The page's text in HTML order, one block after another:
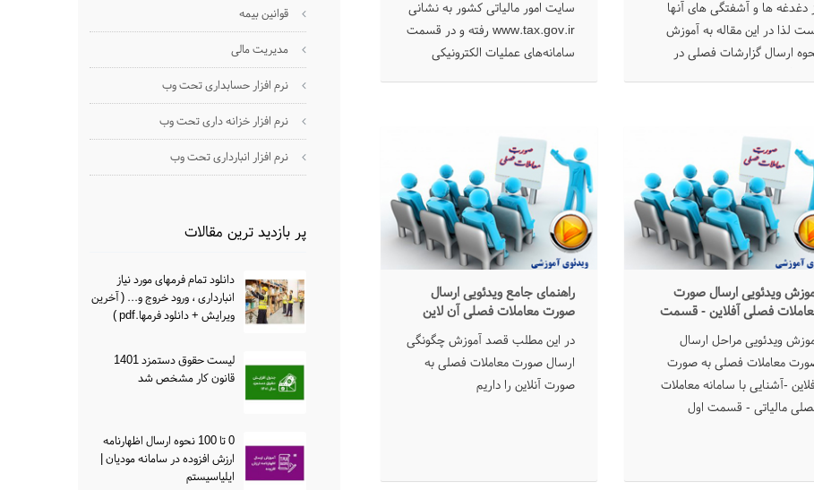
دغدغه ها و آشفتگی های آنها
لذا در این مقاله به آموزش
ارسال گزارشات فصلی در
سایت امور مالیاتی کشور به نشانی
www.tax.gov.ir رفته و در قسمت
سامانه‌های عملیات الکترونیکی
ویدئویی ارسال صورت
فصلی آفلاین - قسمت
ویدئویی مراحل ارسال
معاملات فصلی به صورت
-آشنایی با سامانه معاملات
مالیاتی - قسمت اول
راهنمای جامع ویدئویی ارسال
صورت معاملات فصلی آن لاین
در این مطلب قصد آموزش چگونگی
ارسال صورت معاملات فصلی به
صورت آنلاین را داریم
قوانین بیمه
مدیریت مالی
نرم افزار حسابداری تحت وب
نرم افزار خزانه داری تحت وب
نرم افزار انبارداری تحت وب
پر بازدید ترین مقالات
دانلود تمام فرمهای مورد نیاز
انبارداری ، ورود خروج و... ( آخرین
ویرایش + دانلود فرمها.pdf )
لیست حقوق دستمزد 1401
قانون کار مشخص شد
0 تا 100 نحوه ارسال اظهارنامه
ارزش افزوده در سامانه مودیان |
ایلیاسیستم